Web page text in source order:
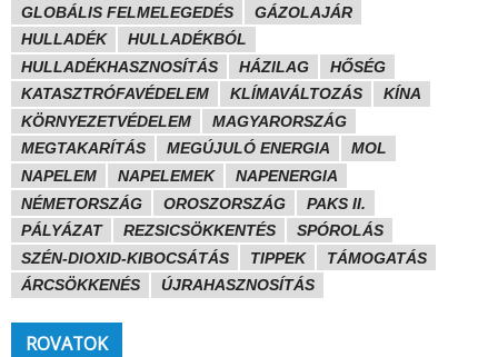
GLOBÁLIS FELMELEGEDÉS
GÁZOLAJÁR
HULLADÉK
HULLADÉKBÓL
HULLADÉKHASZNOSÍTÁS
HÁZILAG
HŐSÉG
KATASZTRÓFAVÉDELEM
KLÍMAVÁLTOZÁS
KÍNA
KÖRNYEZETVÉDELEM
MAGYARORSZÁG
MEGTAKARÍTÁS
MEGÚJULÓ ENERGIA
MOL
NAPELEM
NAPELEMEK
NAPENERGIA
NÉMETORSZÁG
OROSZORSZÁG
PAKS II.
PÁLYÁZAT
REZSICSÖKKENTÉS
SPÓROLÁS
SZÉN-DIOXID-KIBOCSÁTÁS
TIPPEK
TÁMOGATÁS
ÁRCSÖKKENÉS
ÚJRAHASZNOSÍTÁS
ROVATOK